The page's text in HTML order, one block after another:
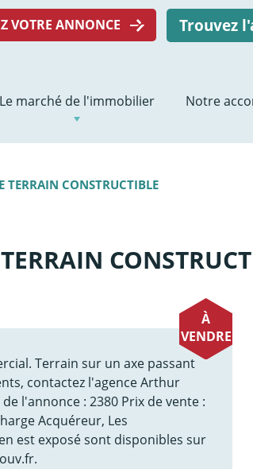
VOTRE ANNONCE Trouvez
Le marché de l'immobilier Notre
TERRAIN CONSTRUCTIBLE
À
VENDRE
Terrain sur un axe passant
contactez l'agence Arthur
de l'annonce : 2380 Prix de vente :
Acquéreur, Les
est exposé sont disponibles sur